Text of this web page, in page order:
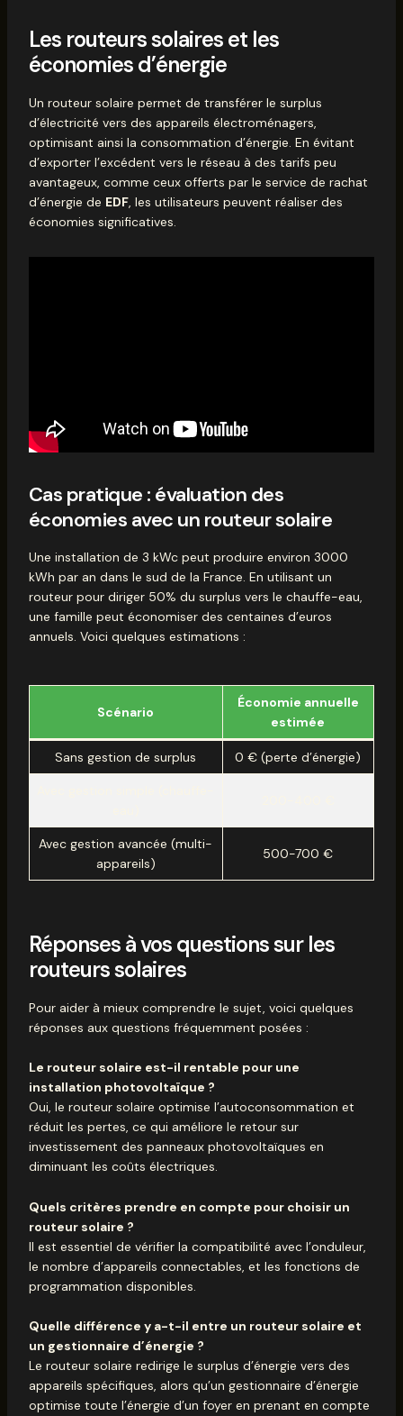
Les routeurs solaires et les
économies d’énergie
Un routeur solaire permet de transférer le surplus
d’électricité vers des appareils électroménagers,
optimisant ainsi la consommation d’énergie. En évitant
d’exporter l’excédent vers le réseau à des tarifs peu
avantageux, comme ceux offerts par le service de rachat
d’énergie de EDF, les utilisateurs peuvent réaliser des
économies significatives.
Cas pratique : évaluation des
économies avec un routeur solaire
Une installation de 3 kWc peut produire environ 3000
kWh par an dans le sud de la France. En utilisant un
routeur pour diriger 50% du surplus vers le chauffe-eau,
une famille peut économiser des centaines d’euros
annuels. Voici quelques estimations :
Scénario
Économie annuelle
estimée
Sans gestion de surplus 0 € (perte d’énergie)
Avec gestion avancée (multi-
appareils)
500-700 €
Réponses à vos questions sur les
routeurs solaires
Pour aider à mieux comprendre le sujet, voici quelques
réponses aux questions fréquemment posées :
Le routeur solaire est-il rentable pour une
installation photovoltaïque ?
Oui, le routeur solaire optimise l’autoconsommation et
réduit les pertes, ce qui améliore le retour sur
investissement des panneaux photovoltaïques en
diminuant les coûts électriques.
Quels critères prendre en compte pour choisir un
routeur solaire ?
Il est essentiel de vérifier la compatibilité avec l’onduleur,
le nombre d’appareils connectables, et les fonctions de
programmation disponibles.
Quelle différence y a-t-il entre un routeur solaire et
un gestionnaire d’énergie ?
Le routeur solaire redirige le surplus d’énergie vers des
appareils spécifiques, alors qu’un gestionnaire d’énergie
optimise toute l’énergie d’un foyer en prenant en compte